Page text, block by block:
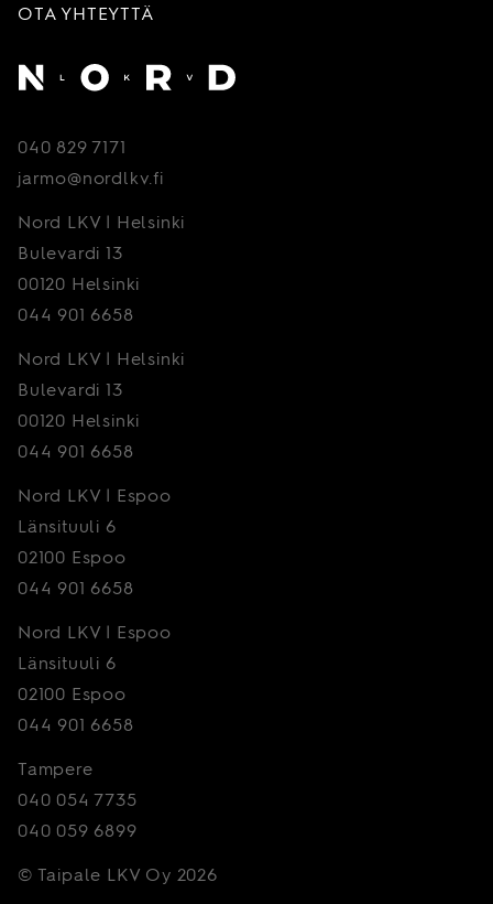
OTA YHTEYTTÄ
040 829 7171
jarmo@nordlkv.fi
Nord LKV | Helsinki
Bulevardi 13
00120 Helsinki
044 901 6658
Nord LKV | Helsinki
Bulevardi 13
00120 Helsinki
044 901 6658
Nord LKV | Espoo
Länsituuli 6
02100 Espoo
044 901 6658
Nord LKV | Espoo
Länsituuli 6
02100 Espoo
044 901 6658
Tampere
040 054 7735
040 059 6899
© Taipale LKV Oy 2026